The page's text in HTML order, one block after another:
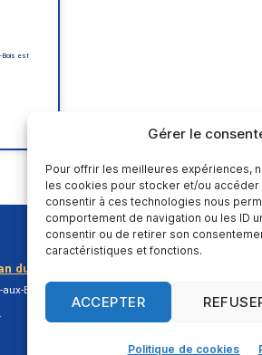
Gérer le
Pour offrir les meilleures expériences,
les cookies pour stocker et/ou
consentir à ces technologies nous
comportement de navigation ou les ID
consentir ou de retirer son
caractéristiques et fonctions.
ACCEPTER
Politique de cookies
Bois est
du site
Bois